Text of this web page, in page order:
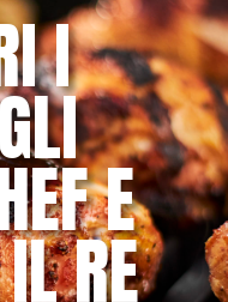
I
E
RE